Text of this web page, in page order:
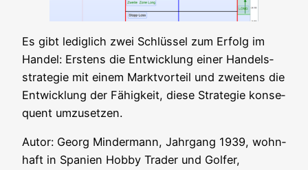
Es gibt ledig­lich zwei Schlüs­sel zum Erfolg im
Han­del: Ers­tens die Ent­wick­lung einer Han­dels­
stra­te­gie mit einem Markt­vor­teil und zwei­tens die
Ent­wick­lung der Fähig­keit, die­se Stra­te­gie kon­se­
quent umzusetzen.
Autor: Georg Min­der­mann, Jahr­gang 1939, wohn­
haft in Spa­ni­en Hob­by Trader und Gol­fer,